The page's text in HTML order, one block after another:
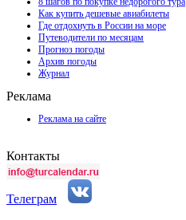
Как купить дешевые авиабилеты
Где отдохнуть в России на море
Путеводители по месяцам
Прогноз погоды
Архив погоды
Журнал
Реклама
Реклама на сайте
Контакты
Телеграм